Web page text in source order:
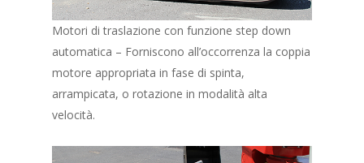
Motori di traslazione con funzione step down
automatica – Forniscono all’occorrenza la coppia
motore appropriata in fase di spinta,
arrampicata, o rotazione in modalità alta
velocità.